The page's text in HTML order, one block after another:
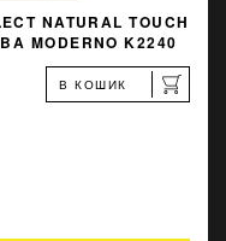
NATURAL TOUCH
MODERNO K2240
В КОШИК